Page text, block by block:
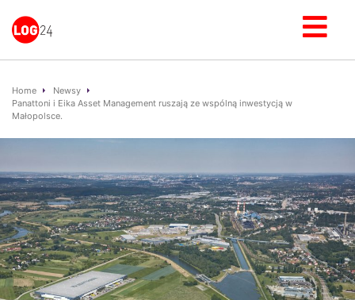
Home
Newsy
Panattoni i Eika Asset Management ruszają ze wspólną inwestycją w
Małopolsce.